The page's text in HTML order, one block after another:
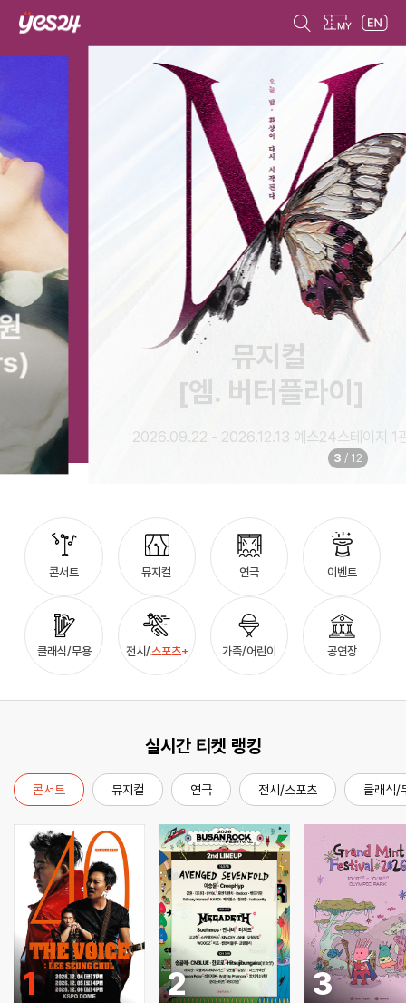
예스24 티켓 마이티 글로벌
뮤지컬
[엠. 버터플라이]
2026.09.22 - 2026.12.13 예스24스테이지 1관
3 / 12
콘서
콘서트
뮤지
뮤지컬
연극
연극
이벤
이벤트
클래식/무용 전시/스포츠+ 가족/어린이 공연장
실시간 티켓 랭킹
콘서트 뮤지컬 연극 전시/스포츠 클래식/
1 2 3